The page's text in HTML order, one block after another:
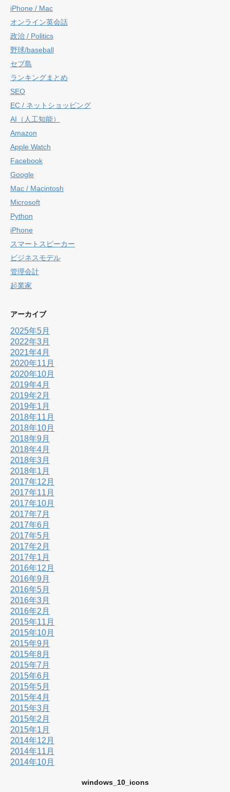
iPhone / Mac
オンライン英会話
政治 / Politics
野球/baseball
セブ島
ランキングまとめ
SEO
EC / ネットショッピング
AI（人工知能）
Amazon
Apple Watch
Facebook
Google
Mac / Macintosh
Microsoft
Python
iPhone
スマートスピーカー
ビジネスモデル
管理会計
起業家
アーカイブ
2025年5月
2022年3月
2021年4月
2020年11月
2020年10月
2019年4月
2019年2月
2019年1月
2018年11月
2018年10月
2018年9月
2018年4月
2018年3月
2018年1月
2017年12月
2017年11月
2017年10月
2017年7月
2017年6月
2017年5月
2017年2月
2017年1月
2016年12月
2016年9月
2016年5月
2016年3月
2016年2月
2015年11月
2015年10月
2015年9月
2015年8月
2015年7月
2015年6月
2015年5月
2015年4月
2015年3月
2015年2月
2015年1月
2014年12月
2014年11月
2014年10月
windows_10_icons